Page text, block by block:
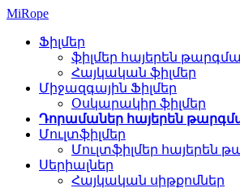
MiRope
Ֆիլմեր
ֆիլմեր հայերեն
Հայկական ֆիլմեր
Միջազգային Ֆիլմեր
Օսկարակիր ֆիլմեր
Դորամաներ հայերեն
Մուլտֆիլմեր
Մուլտֆիլմեր հայերեն
Սերիալներ
Հայկական սիթքոմներ